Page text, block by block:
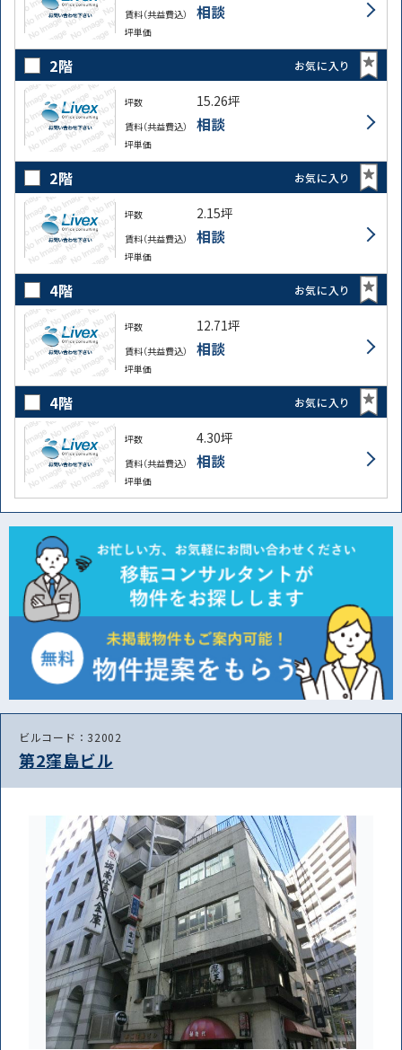
賃料（共益費込） 相談
坪単価
2階 お気に入り
坪数 15.26坪
賃料（共益費込） 相談
坪単価
2階 お気に入り
坪数 2.15坪
賃料（共益費込） 相談
坪単価
4階 お気に入り
坪数 12.71坪
賃料（共益費込） 相談
坪単価
4階 お気に入り
坪数 4.30坪
賃料（共益費込） 相談
坪単価
ビルコード：32002
第2窪島ビル